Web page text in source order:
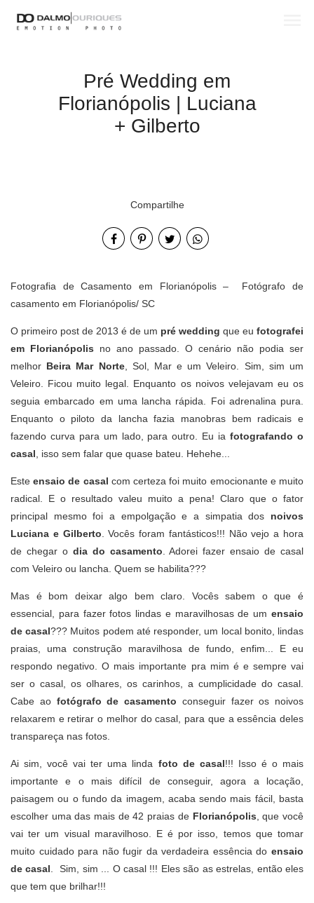
Pré Wedding em
Florianópolis | Luciana
+ Gilberto
Compartilhe
Fotografia de Casamento em Florianópolis – Fotógrafo de
casamento em Florianópolis/ SC
O primeiro post de 2013 é de um pré wedding que eu fotografei
em Florianópolis no ano passado. O cenário não podia ser
melhor Beira Mar Norte, Sol, Mar e um Veleiro. Sim, sim um
Veleiro. Ficou muito legal. Enquanto os noivos velejavam eu os
seguia embarcado em uma lancha rápida. Foi adrenalina pura.
Enquanto o piloto da lancha fazia manobras bem radicais e
fazendo curva para um lado, para outro. Eu iafotografando o
casal , isso sem falar que quase bateu. Hehehe...
Esteensaio de casal com certeza foi muito emocionante e muito
radical. E o resultado valeu muito a pena! Claro que o fator
principal mesmo foi a empolgação e a simpatia dos noivos
Luciana e Gilberto . Vocês foram fantásticos!!! Não vejo a hora
de chegar o dia do casamento . Adorei fazer ensaio de casal
com Veleiro ou lancha. Quem se habilita???
Mas é bom deixar algo bem claro. Vocês sabem o que é
essencial, para fazer fotos lindas e maravilhosas de um ensaio
de casal??? Muitos podem até responder, um local bonito, lindas
praias, uma construção maravilhosa de fundo, enfim... E eu
respondo negativo. O mais importante pra mim é e sempre vai
ser o casal, os olhares, os carinhos, a cumplicidade do casal.
Cabe ao fotógrafo de casamento conseguir fazer os noivos
relaxarem e retirar o melhor do casal, para que a essência deles
transpareça nas fotos.
Ai sim, você vai ter uma linda foto de casal!!! Isso é o mais
importante e o mais difícil de conseguir, agora a locação,
paisagem ou o fundo da imagem, acaba sendo mais fácil, basta
escolher uma das mais de 42 praias de Florianópolis , que você
vai ter um visual maravilhoso. E é por isso, temos que tomar
muito cuidado para não fugir da verdadeira essência do ensaio
de casal . Sim, sim ... O casal !!! Eles são as estrelas, então eles
que tem que brilhar!!!